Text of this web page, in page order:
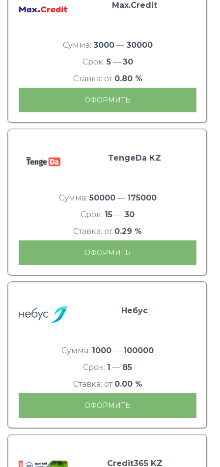
Max.Credit
Сумма: 3000— 30000
Срок: 5— 30
Ставка: от 0.80 %
ОФОРМИТЬ
TengeDa KZ
Сумма: 50000— 175000
Срок: 15 — 30
Ставка: от 0.29 %
ОФОРМИТЬ
Небус
Сумма: 1000 — 100000
Срок: 1 — 85
Ставка: от 0.00 %
ОФОРМИТЬ
Credit365 KZ